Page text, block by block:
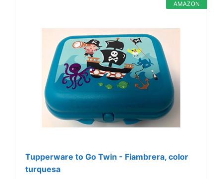
AMAZON
Tupperware to Go Twin - Fiambrera, color
turquesa